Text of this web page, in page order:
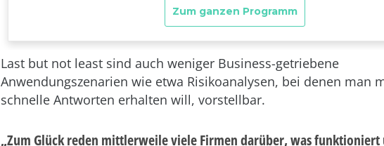
Last but not least sind auch weniger Business-getriebene
Anwendungszenarien wie etwa Risikoanalysen, bei denen man
schnelle Antworten erhalten will, vorstellbar.
„Zum Glück reden mittlerweile viele Firmen darüber, was funktioniert